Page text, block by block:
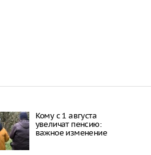
Кому с 1 августа
увеличат пенсию:
важное изменение